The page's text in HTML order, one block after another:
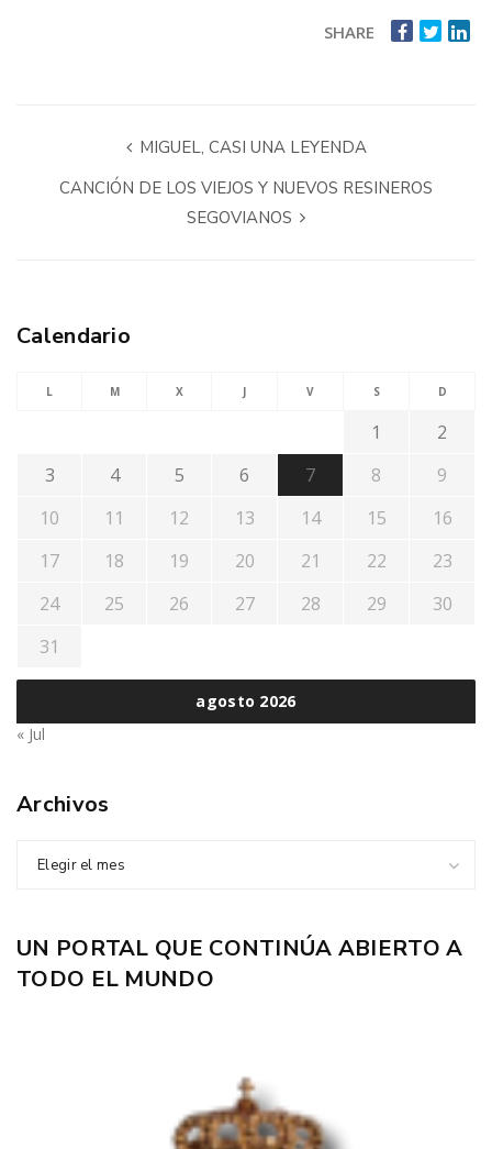
SHARE
MIGUEL, CASI UNA LEYENDA
CANCIÓN DE LOS VIEJOS Y NUEVOS RESINEROS
SEGOVIANOS
Calendario
agosto 2026
L M X J V S D
1
2
3
4 5 6 7 8
9
10
11 12 13 14 15
16
17
18 19 20 21 22
23
24
25 26 27 28 29
30
31
« Jul
Archivos
Elegir el mes
UN PORTAL QUE CONTINÚA ABIERTO A
TODO EL MUNDO